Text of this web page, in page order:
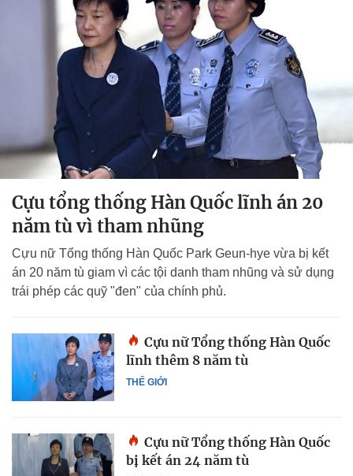
Cựu tổng thống Hàn Quốc lĩnh án 20
năm tù vì tham nhũng
Cựu nữ Tổng thống Hàn Quốc Park Geun-hye vừa bị kết
án 20 năm tù giam vì các tội danh tham nhũng và sử dụng
trái phép các quỹ "đen" của chính phủ.
THẾ GIỚI
Cựu nữ Tổng thống Hàn Quốc
lĩnh thêm 8 năm tù
Cựu nữ Tổng thống Hàn Quốc
bị kết án 24 năm tù